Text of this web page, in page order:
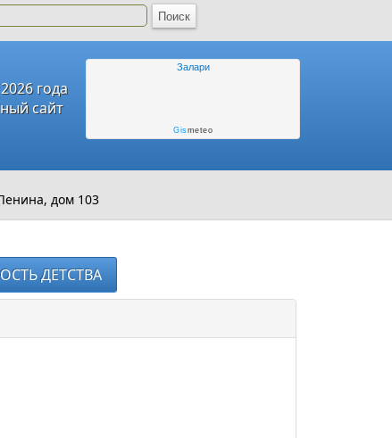
Залари
Gismeteo
года
сайт
дом 103
ДЕТСТВА